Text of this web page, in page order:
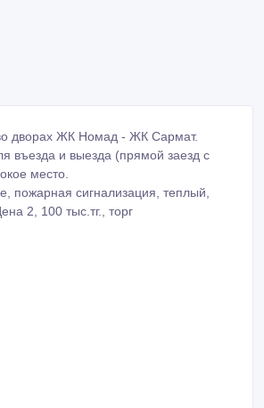
дворах ЖК Номад - ЖК Сармат.
въезда и выезда (прямой заезд с
место.
пожарная сигнализация, теплый,
2, 100 тыс.тг., торг